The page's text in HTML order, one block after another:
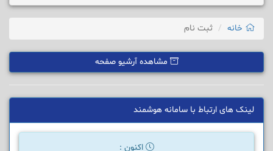
خانه ثبت نام
مشاهده آرشیو صفحه
لینک های ارتباط با سامانه هوشمند
اکنون :